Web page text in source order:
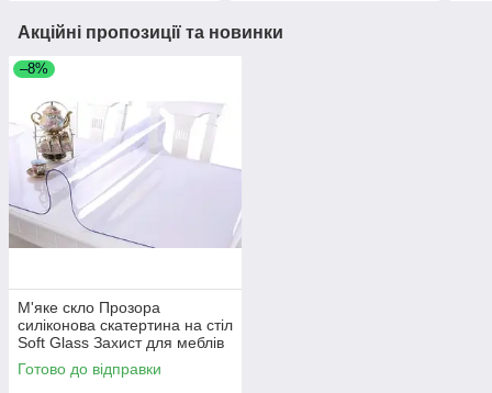
Акційні пропозиції та новинки
–8%
М'яке скло Прозора
силіконова скатертина на стіл
Soft Glass Захист для меблів
1.5х1.0 м (Товщина 1.5 мм)
Готово до відправки